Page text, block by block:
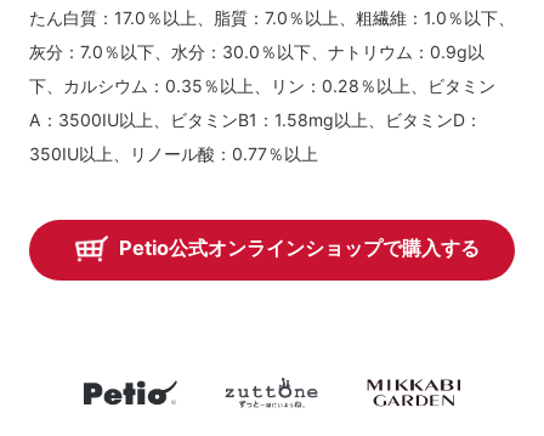
たん白質：17.0％以上、脂質：7.0％以上、粗繊維：1.0％以下、
灰分：7.0％以下、水分：30.0％以下、ナトリウム：0.9g以
下、カルシウム：0.35％以上、リン：0.28％以上、ビタミン
A：3500IU以上、ビタミンB1：1.58mg以上、ビタミンD：
350IU以上、リノール酸：0.77％以上
Petio公式オンラインショップで購入する